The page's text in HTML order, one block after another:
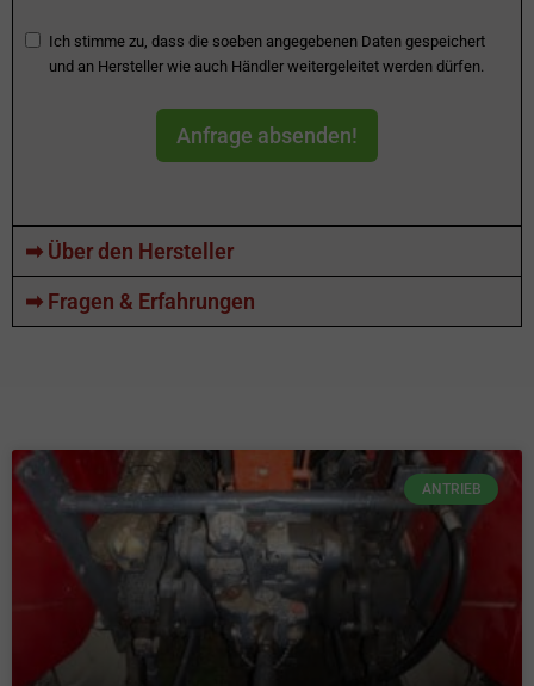
Ich stimme zu, dass die soeben angegebenen Daten gespeichert
und an Hersteller wie auch Händler weitergeleitet werden dürfen.
Anfrage absenden!
➡ Über den Hersteller
➡ Fragen & Erfahrungen
ANTRIEB